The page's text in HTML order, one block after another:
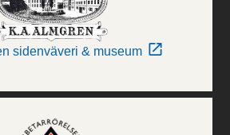
sidenväveri & museum